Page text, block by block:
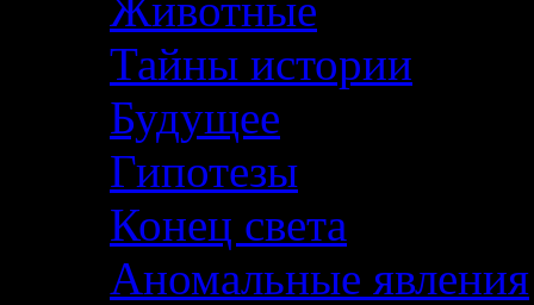
Тайны истории
Будущее
Гипотезы
Конец света
Аномальные явления